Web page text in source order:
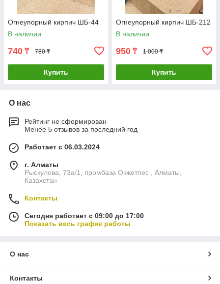
Огнеупорный кирпич ШБ-44
В наличии
740 ₸ 780 ₸
Купить
Огнеупорный кирпич ШБ-212
В наличии
950 ₸ 1 000 ₸
Купить
О нас
Рейтинг не сформирован
Менее 5 отзывов за последний год
Работает с 06.03.2024
г. Алматы
Рыскулова, 73а/1, промбаза Окжетпес , Алматы,
Казахстан
Контакты
Сегодня работает с 09:00 до 17:00
Показать весь график работы
О нас
Контакты